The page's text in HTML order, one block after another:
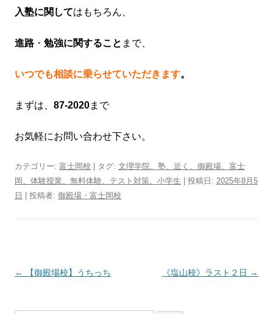
入塾に関してはもちろん、
進路 ・ 勉強に関すること まで、
いつでも相談に乗らせていただきます。
まずは、 87-2020まで
お気軽にお問い合わせ下さい。
カテゴリー: 富士岡校 | タグ: 文理学院、塾、近く、御殿場、富士
岡、体験授業、無料体験、テスト対策、小学生 | 投稿日: 2025年8月5
日
投稿者: 御殿場・富士岡校
投
← 【御殿場校】うちっち 《塩山校》ラスト２日 →